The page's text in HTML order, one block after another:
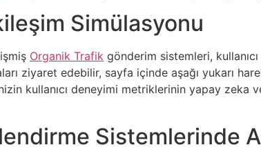
Simülasyonu
Organik Trafik gönderim sistemleri,
ziyaret edebilir, sayfa içinde aşağı yukarı
kullanıcı deneyimi metriklerinin yapay zeka
Sistemlerinde